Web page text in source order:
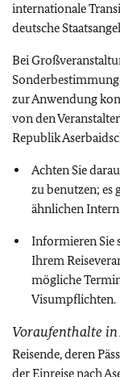
internationale
deutsche
Bei
zur Anwendung
von den
Republik
Achten Sie
zu benutzen; es
ähnlichen
Informieren Sie
Ihrem
mögliche
Visumpflichten.
Voraufenthalte
Reisende, deren
der Einreise nach